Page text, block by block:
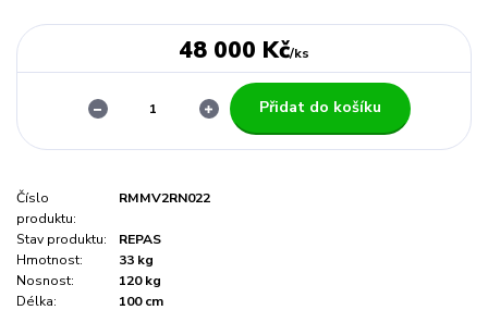
48 000 Kč/ks
Přidat do košíku
Číslo
produktu:
RMMV2RN022
Stav produktu:
REPAS
Hmotnost:
33 kg
Nosnost:
120 kg
Délka:
100 cm